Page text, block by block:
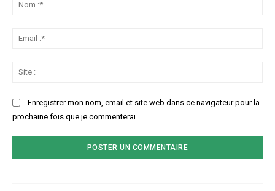
Enregistrer mon nom, email et site web dans ce navigateur pour la
prochaine fois que je commenterai.